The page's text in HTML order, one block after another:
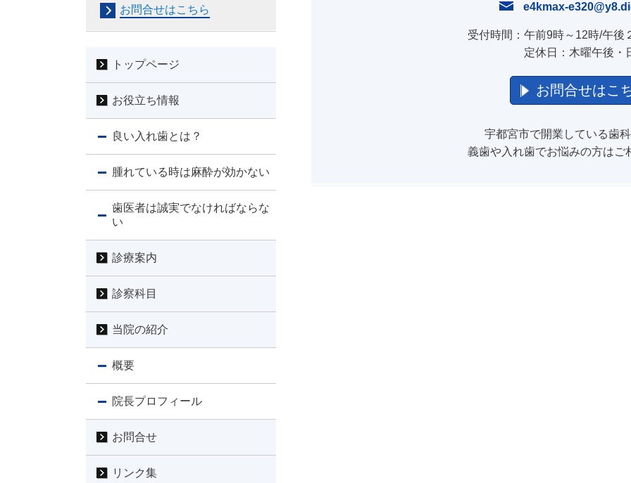
e4kmax-
受付時間：午前9時～12時/午後
定休日：木曜午後・
お問合せはこ
宇都宮市で開業している歯科
義歯や入れ歯でお悩みの方はご
お問合せはこちら
トップページ
お役立ち情報
良い入れ歯とは？
腫れている時は麻酔が効かない
歯医者は誠実でなければならな
い
診療案内
診察科目
当院の紹介
概要
院長プロフィール
お問合せ
リンク集